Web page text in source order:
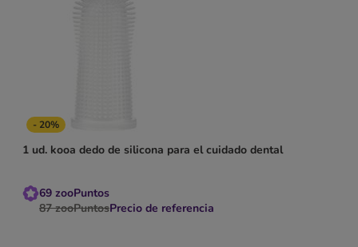
- 20%
1 ud. kooa dedo de silicona para el cuidado dental
69 zooPuntos
87 zooPuntosPrecio de referencia